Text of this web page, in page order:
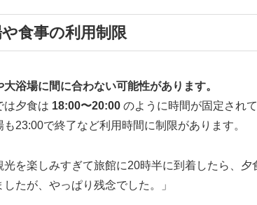
食事の利用制限
浴場に間に合わない可能性があります。
は夕食は 18:00〜20:00 のように時間が固定され
も23:00で終了など利用時間に制限があります。
光を楽しみすぎて旅館に20時半に到着したら、
たが、やっぱり残念でした。」